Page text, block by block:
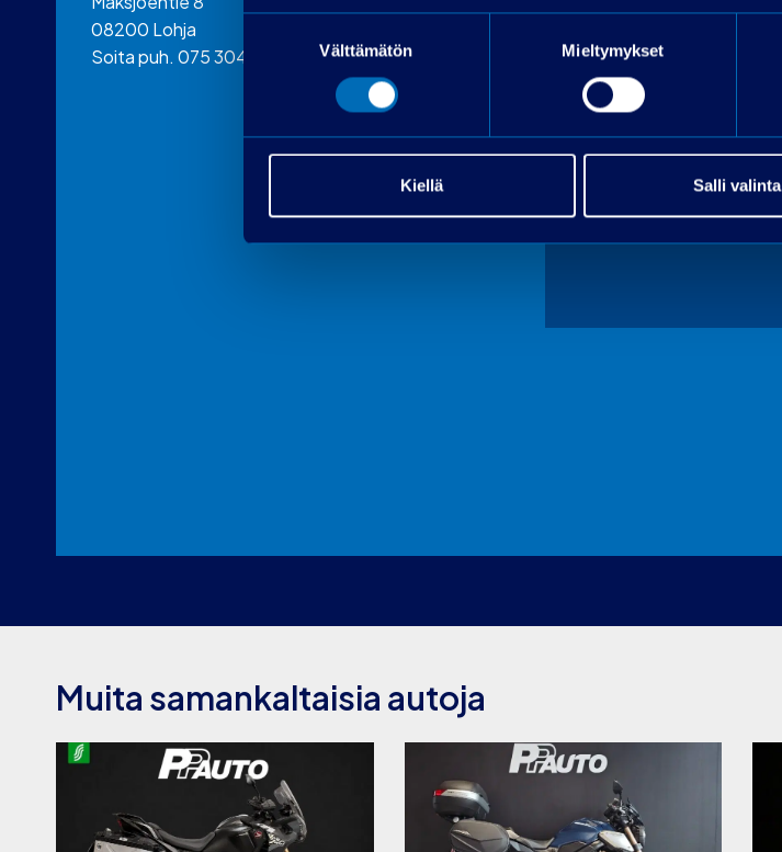
valinta
Välttämätön Mieltymykset
Kiellä Salli valinta
08200 Lohja
Soita puh. 075 3040 5210
Sähköpostiosoite
Muu viesti
Muita samankaltaisia autoja